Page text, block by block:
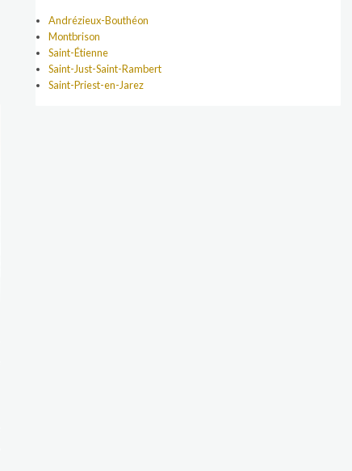
Andrézieux-Bouthéon
Montbrison
Saint-Étienne
Saint-Just-Saint-Rambert
Saint-Priest-en-Jarez